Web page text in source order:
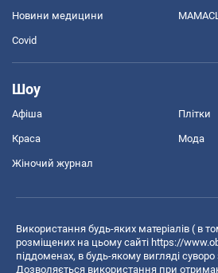
Новини медицини
Covid
Шоу
Афіша Плітки
Краса Мода
Жіночий журнал
Використання будь-яких матеріалів ( в
розміщених на цьому сайті https://
піддоменах, в будь-якому вигляді
Дозволяється використання при